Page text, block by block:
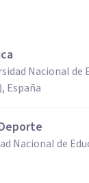
Nacional de
España
Nacional de